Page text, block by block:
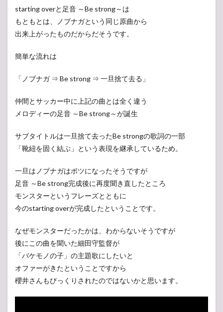
starting overと足音 ～Be strong～は
もともとは、ノブナガという同じ原曲から
出来上がったものだからだそうです。
簡単な流れは
「ノブナガ ⇒ Be strong ⇒ 一旦捨て去る」
仲間とサッカー中に上記の曲とは全く違う
メロディーの足音 ～Be strong～が誕生
サブタイトルは一旦捨て去ったBe strongの歌詞の一部
「靴紐を固く結ぶ」という表現を継承しているため。
一旦はノブナガはボツになったそうですが
足音 ～Be strong完成後に再度聞き直したところ
モンスターというフレーズとともに
今のstarting overが完成したということです。
なぜモンスターだったかは、わからないそうですが
後にこの曲を聞いた細田守監督が
「バケモノの子」の主題歌にしたいと
オファーがきたということですから
櫻井さんもびっくりされたのではないかと思います。